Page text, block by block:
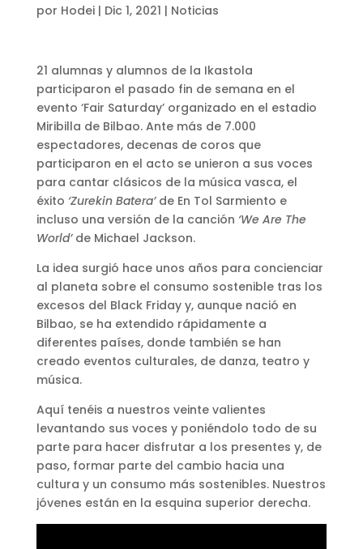
por Hodei| Dic 1, 2021 | Noticias
21 alumnas y alumnos de la Ikastola
participaron el pasado fin de semana en el
evento ‘Fair Saturday’ organizado en el estadio
Miribilla de Bilbao. Ante más de 7.000
espectadores, decenas de coros que
participaron en el acto se unieron a sus voces
para cantar clásicos de la música vasca, el
éxito ‘Zurekin Batera’de En Tol Sarmiento e
incluso una versión de la canción ‘We Are The
World’de Michael Jackson.
La idea surgió hace unos años para concienciar
al planeta sobre el consumo sostenible tras los
excesos del Black Friday y, aunque nació en
Bilbao, se ha extendido rápidamente a
diferentes países, donde también se han
creado eventos culturales, de danza, teatro y
música.
Aquí tenéis a nuestros veinte valientes
levantando sus voces y poniéndolo todo de su
parte para hacer disfrutar a los presentes y, de
paso, formar parte del cambio hacia una
cultura y un consumo más sostenibles. Nuestros
jóvenes están en la esquina superior derecha.